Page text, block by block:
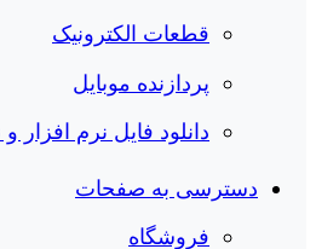
قطعات الکترونیک
پردازنده موبایل
دانلود فایل نرم افزار
دسترسی به صفحات
فروشگاه